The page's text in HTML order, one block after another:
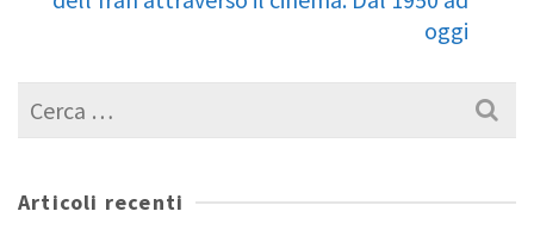
oggi
Cerca
per:
Articoli recenti